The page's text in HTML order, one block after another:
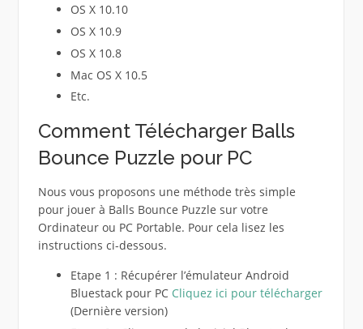
OS X 10.10
OS X 10.9
OS X 10.8
Mac OS X 10.5
Etc.
Comment Télécharger Balls
Bounce Puzzle pour PC
Nous vous proposons une méthode très simple
pour jouer à Balls Bounce Puzzle sur votre
Ordinateur ou PC Portable. Pour cela lisez les
instructions ci-dessous.
Etape 1 : Récupérer l’émulateur Android
Bluestack pour PC Cliquez ici pour télécharger
(Dernière version)